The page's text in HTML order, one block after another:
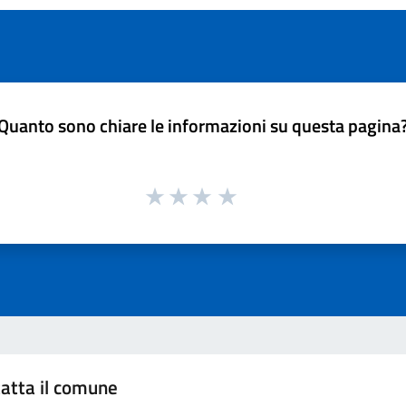
sono chiare le informazioni su questa
il comune